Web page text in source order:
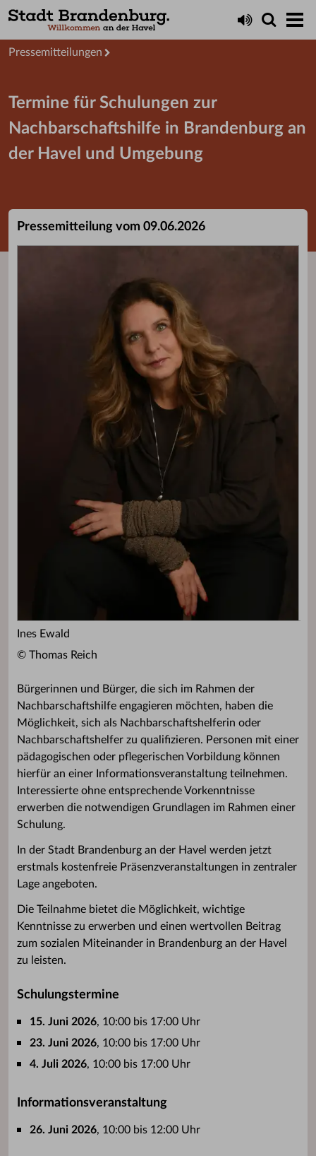
Presseservice
Pressemitteilungen
Termine für Schulungen zur
Nachbarschaftshilfe in Brandenburg an
der Havel und Umgebung
Pressemitteilung vom 09.06.2026
Ines Ewald
© Thomas Reich
Bürgerinnen und Bürger, die sich im Rahmen der
Nachbarschaftshilfe engagieren möchten, haben die
Möglichkeit, sich als Nachbarschaftshelferin oder
Nachbarschaftshelfer zu qualifizieren. Personen mit einer
pädagogischen oder pflegerischen Vorbildung können
hierfür an einer Informationsveranstaltung teilnehmen.
Interessierte ohne entsprechende Vorkenntnisse
erwerben die notwendigen Grundlagen im Rahmen einer
Schulung.
In der Stadt Brandenburg an der Havel werden jetzt
erstmals kostenfreie Präsenzveranstaltungen in zentraler
Lage angeboten.
Die Teilnahme bietet die Möglichkeit, wichtige
Kenntnisse zu erwerben und einen wertvollen Beitrag
zum sozialen Miteinander in Brandenburg an der Havel
zu leisten.
Schulungstermine
15. Juni 2026, 10:00 bis 17:00 Uhr
23. Juni 2026, 10:00 bis 17:00 Uhr
4. Juli 2026, 10:00 bis 17:00 Uhr
Informationsveranstaltung
26. Juni 2026, 10:00 bis 12:00 Uhr